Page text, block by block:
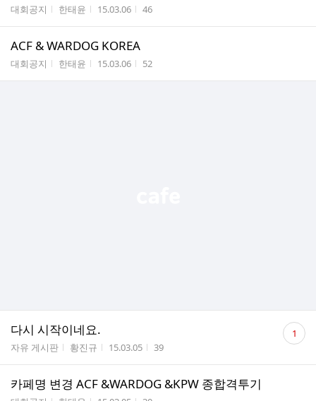
게시판명
대회공지 작성자
한태윤 작성시간
15.03.06 조회수
46
ACF & WARDOG KOREA
게시판명
대회공지 작성자
한태윤 작성시간
15.03.06 조회수
52
다시 시작이네요.
게시판명
자유 게시판 작성자
황진규 작성시간
15.03.05 조회수
39
댓
글 1
카페명 변경 ACF &WARDOG &KPW 종합격투기